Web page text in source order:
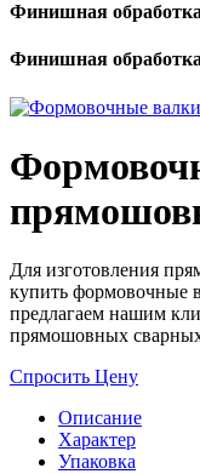
Финишная
Финишная
Для изготовления
купить формовочные
предлагаем нашим
прямошовных
Спросить Цену
Описание
Характер
Упаковка